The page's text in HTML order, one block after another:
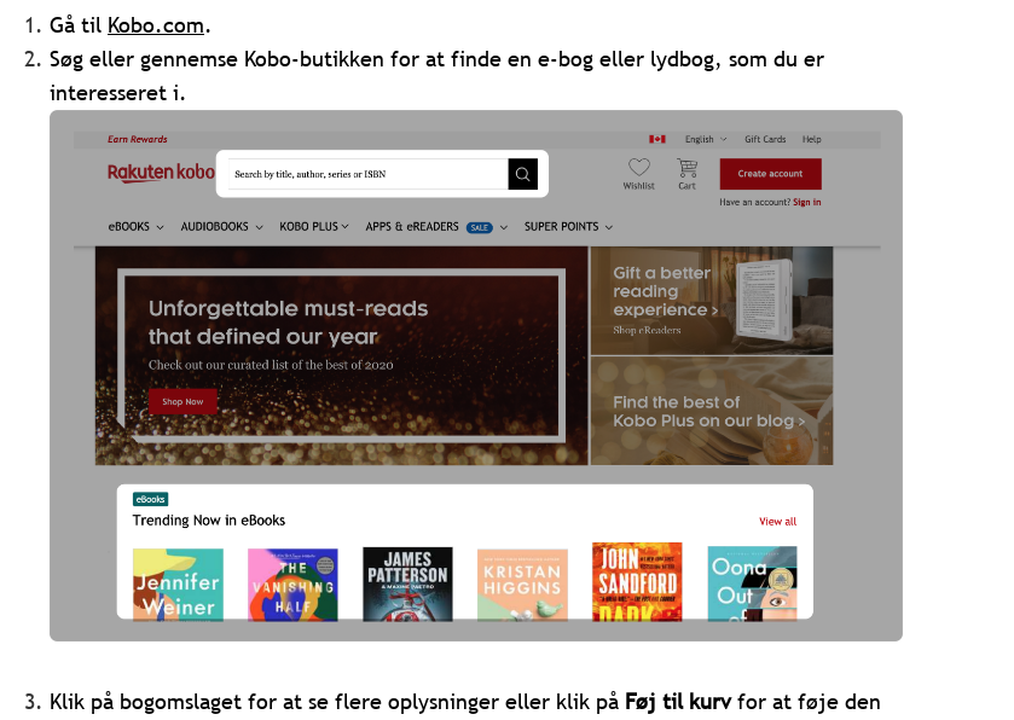
Gå til Kobo.com.
Søg eller gennemse Kobo-butikken for at finde en e-bog eller lydbog, som du er
interesseret i.
Klik på bogomslaget for at se flere oplysninger eller klik på Føj til kurvfor at føje den